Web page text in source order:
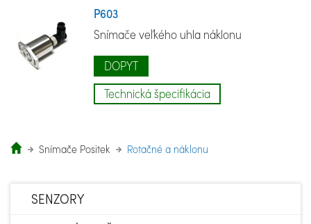
P603
Snímače veľkého uhla náklonu
DOPYT
Technická špecifikácia
Snímače Positek Rotačné a náklonu
SENZORY